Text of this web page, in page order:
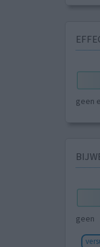
geen
geen